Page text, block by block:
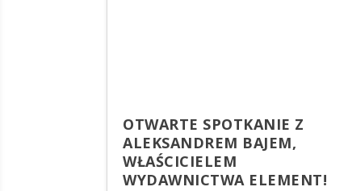
OTWARTE SPOTKANIE Z
ALEKSANDREM BAJEM,
WŁAŚCICIELEM
WYDAWNICTWA ELEMENT!